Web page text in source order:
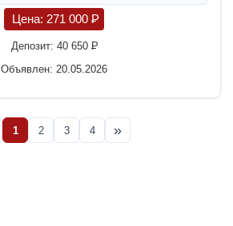
Цена: 271 000 P
Депозит: 40 650P
Объявлен: 20.05.2026
1 2 3 4 »